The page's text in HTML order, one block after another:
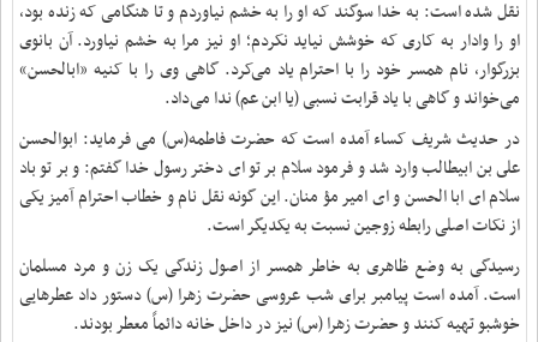
نقل شده است: به خدا سوگند که او را به خشم نیاوردم و تا هنگامی که زنده بود،
او را وادار به کاری که خوشش نیاید نکردم؛ او نیز مرا به خشم نیاورد.آن بانوی
بزرگوار، نام همسر خود را با احترام یاد می‌کرد. گاهی وی را با کنیه «ابالحسن»
می‌خواند و گاهی با یاد قرابت نسبی (یا ابن عم) ندا می‌داد.
در حدیث شریف کساء آمده است که حضرت فاطمه(س) می فرماید: ابوالحسن
على بن ابیطالب وارد شد و فرمود سلام بر تو اى دختر رسول خدا گفتم: و بر تو باد
سلام اى ابا الحسن و اى امیر مؤ منان. این گونه نقل نام و خطاب احترام آمیز یکی
از نکات اصلی رابطه زوجین نسبت به یکدیگر است.
رسیدگی به وضع ظاهری به خاطر همسر از اصول زندگی یک زن و مرد مسلمان
است. آمده است پیامبر برای شب عروسی حضرت زهرا (س) دستور داد عطرهایی
خوشبو تهیه کنند و حضرت زهرا (س) نیز در داخل خانه دائماً معطر بودند.